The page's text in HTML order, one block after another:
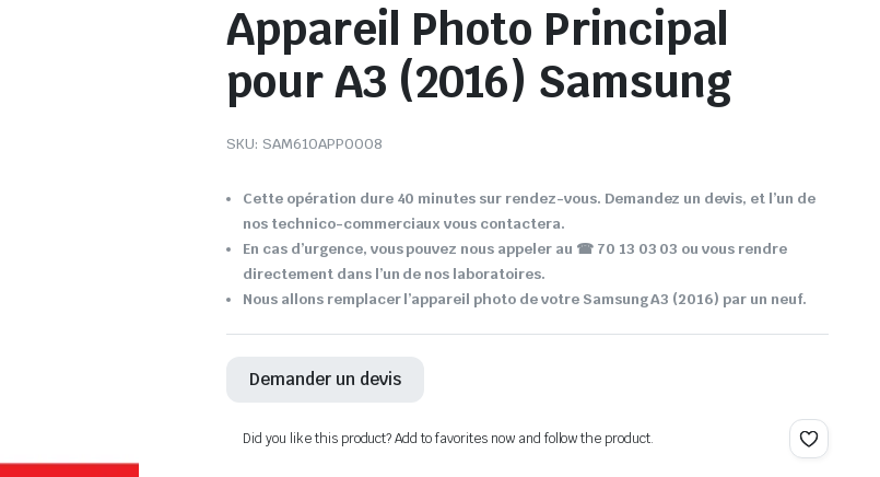
Appareil Photo Principal
pour A3 (2016) Samsung
SKU: SAM610APP0008
Cette opération dure 40 minutes sur rendez-vous. Demandez un devis, et l’un de
nos technico-commerciaux vous contactera.
En cas d’urgence, vous pouvez nous appeler au ☎ 70 13 03 03 ou vous rendre
directement dans l’un de nos laboratoires.
Nous allons remplacer l’appareil photo de votre Samsung A3 (2016) par un neuf.
Demander un devis
Did you like this product? Add to favorites now and follow the product.